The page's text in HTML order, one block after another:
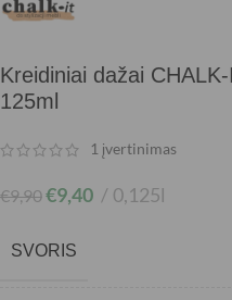
Kreidiniai dažai
125ml
1 įvertinimas
€9,90€9,40 0,125l
SVORIS